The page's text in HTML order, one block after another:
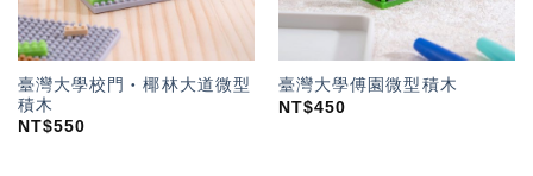
臺灣大學校門‧椰林大道微型
積木
NT$550
臺灣大學傅園微型積木
NT$450